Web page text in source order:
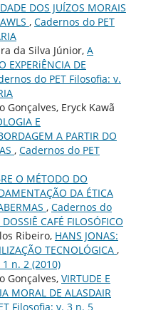
DOS JUÍZOS MORAIS
, Cadernos do PET
da Silva Júnior, A
EXPERiÊNCIA DE
do PET Filosofia: v.
Eryck Kawã
E
A PARTIR DO
, Cadernos do PET
O MÉTODO DO
DA ÉTICA
, Cadernos do
CAFÉ FILOSÓFICO
Ribeiro, HANS JONAS:
TECNOLÓGICA ,
n. 2 (2010)
Gonçalves, VIRTUDE E
MORAL DE ALASDAIR
Filosofia: v. 3 n. 5